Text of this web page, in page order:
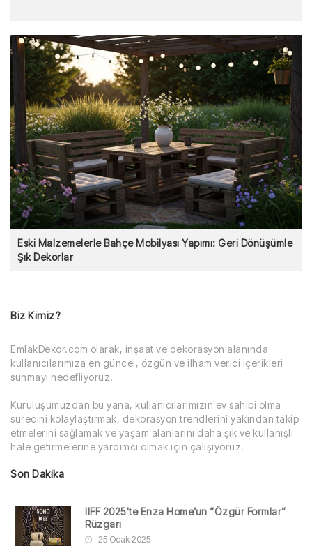
Eski Malzemelerle Bahçe Mobilyası Yapımı: Geri Dönüşümle
Şık Dekorlar
Biz Kimiz?
EmlakDekor.com olarak, inşaat ve dekorasyon alanında
kullanıcılarımıza en güncel, özgün ve ilham verici içerikleri
sunmayı hedefliyoruz.
Kuruluşumuzdan bu yana, kullanıcılarımızın ev sahibi olma
sürecini kolaylaştırmak, dekorasyon trendlerini yakından takip
etmelerini sağlamak ve yaşam alanlarını daha şık ve kullanışlı
hale getirmelerine yardımcı olmak için çalışıyoruz.
Son Dakika
IIFF 2025'te Enza Home’un “Özgür Formlar”
Rüzgarı
25 Ocak 2025